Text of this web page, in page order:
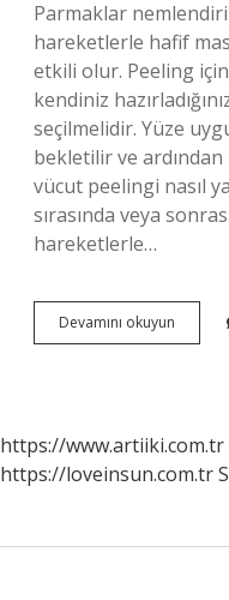
Parmaklar
hareketlerle hafif
etkili olur. Peeling için
kendiniz
seçilmelidir. Yüze
bekletilir ve ardından
vücut peelingi nasıl
sırasında veya
hareketlerle…
Devamını okuyun
Nasıl
https://www.artiiki.com.tr
https://loveinsun.com.tr